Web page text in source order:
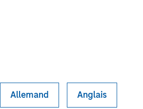
Allemand Anglais